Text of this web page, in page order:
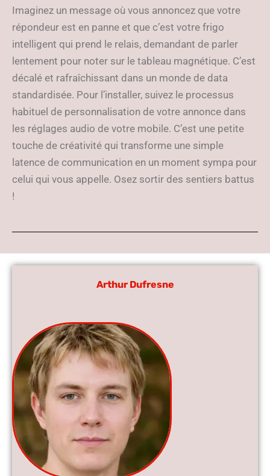
Imaginez un message où vous annoncez que votre
répondeur est en panne et que c’est votre frigo
intelligent qui prend le relais, demandant de parler
lentement pour noter sur le tableau magnétique. C’est
décalé et rafraîchissant dans un monde de data
standardisée. Pour l’installer, suivez le processus
habituel de personnalisation de votre annonce dans
les réglages audio de votre mobile. C’est une petite
touche de créativité qui transforme une simple
latence de communication en un moment sympa pour
celui qui vous appelle. Osez sortir des sentiers battus
!
Arthur Dufresne